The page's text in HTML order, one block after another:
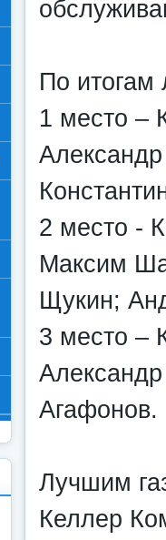
По
1 место –
2 место -
Максим
Щукин;
3 место –
Агафонов.
Лучшим
Келлер